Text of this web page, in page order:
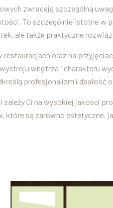
zwracają szczególną
To szczególnie istotne
ale także praktyczne
oraz na
wnętrza i charakteru
profesjonalizm i dbałość
Ci na wysokiej jakości
które są zarówno estetyczne,